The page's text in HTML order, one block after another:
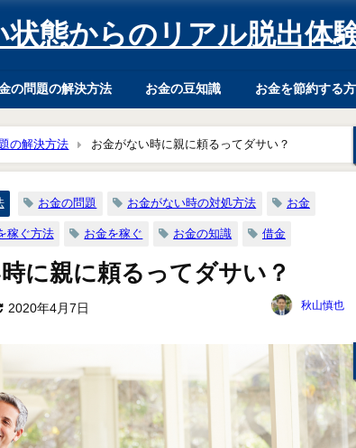
状態からのリアル脱出体
の問題の解決方法 お金の豆知識 お金を節約する
の解決方法 お金がない時に親に頼るってダサい？
お金の問題 お金がない時の対処方法 お金
稼ぐ方法 お金を稼ぐ お金の知識 借金
に親に頼るってダサい？
2020年4月7日 秋山慎也